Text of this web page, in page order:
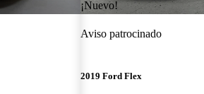
¡Nuevo!
Aviso patrocinado
2019 Ford Flex